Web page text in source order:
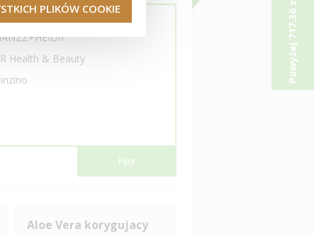
International
Health & Beauty
Filtr
Aloe Vera korygujacy
PLIKÓW COOKIE